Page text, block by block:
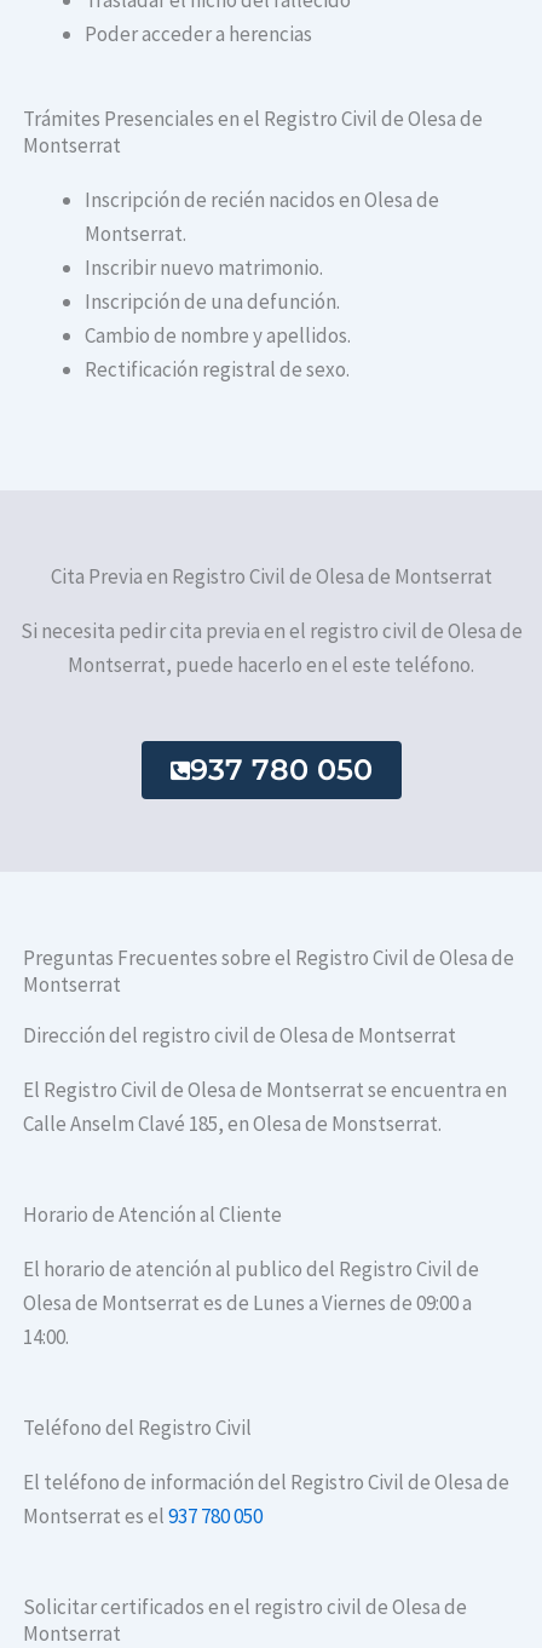
Poder acceder a herencias
Trámites Presenciales en el Registro Civil de Olesa de
Montserrat
Inscripción de recién nacidos en Olesa de
Montserrat.
Inscribir nuevo matrimonio.
Inscripción de una defunción.
Cambio de nombre y apellidos.
Rectificación registral de sexo.
Cita Previa en Registro Civil de Olesa de Montserrat
Si necesita pedir cita previa en el registro civil de Olesa de
Montserrat, puede hacerlo en el este teléfono.
937 780 050
Preguntas Frecuentes sobre el Registro Civil de Olesa de
Montserrat
Dirección del registro civil de Olesa de Montserrat
El Registro Civil de Olesa de Montserrat se encuentra en
Calle Anselm Clavé 185, en Olesa de Monstserrat.
Horario de Atención al Cliente
El horario de atención al publico del Registro Civil de
Olesa de Montserrat es de Lunes a Viernes de 09:00 a
14:00.
Teléfono del Registro Civil
El teléfono de información del Registro Civil de Olesa de
Montserrat es el937 780 050
Solicitar certificados en el registro civil de Olesa de
Montserrat